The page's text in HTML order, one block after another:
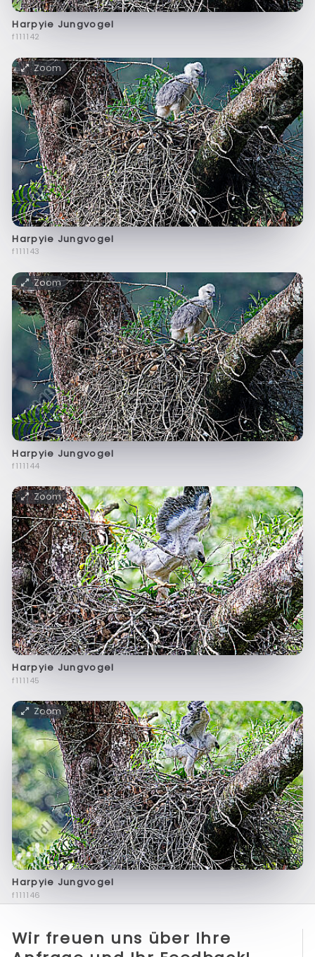
Harpyie Jungvogel
f111142
Zoom
Harpyie Jungvogel
f111143
Zoom
Harpyie Jungvogel
f111144
Zoom
Harpyie Jungvogel
f111145
Zoom
Harpyie Jungvogel
f111146
Wir freuen uns über Ihre